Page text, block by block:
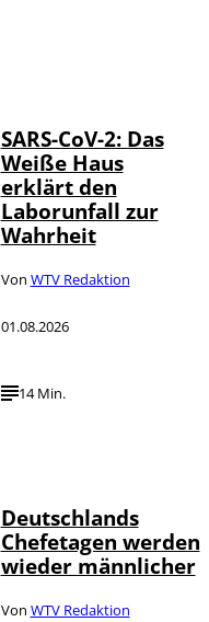
SARS-CoV-2: Das
Weiße Haus
erklärt den
Laborunfall zur
Wahrheit
Von WTV Redaktion
01.08.2026
14 Min.
Deutschlands
Chefetagen werden
wieder männlicher
Von WTV Redaktion